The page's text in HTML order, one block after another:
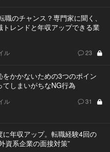
職のチャンス？専門家に聞く、
トレンドと年収アップできる業
ル 23
をかかないための3つのポイン
てしまいがちなNG行為
ル 31
に年収アップ。転職経験4回の
資系企業の面接対策”